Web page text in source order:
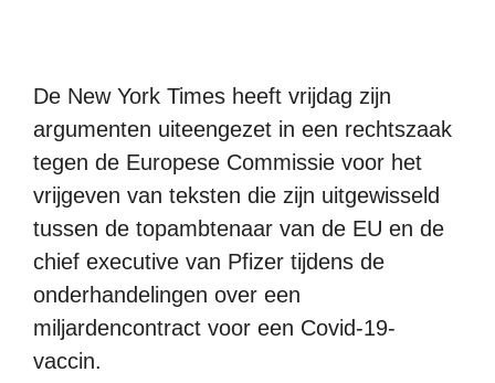
De New York Times heeft vrijdag zijn
argumenten uiteengezet in een rechtszaak
tegen de Europese Commissie voor het
vrijgeven van teksten die zijn uitgewisseld
tussen de topambtenaar van de EU en de
chief executive van Pfizer tijdens de
onderhandelingen over een
miljardencontract voor een Covid-19-
vaccin.